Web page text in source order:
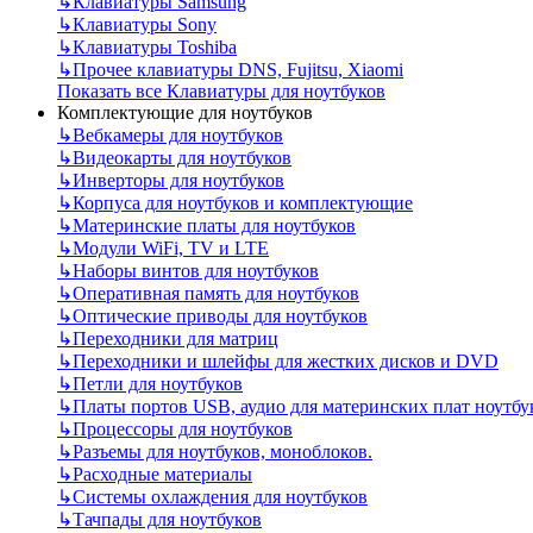
↳Клавиатуры Sony
↳Клавиатуры Toshiba
↳Прочее клавиатуры DNS, Fujitsu, Xiaomi
Показать все Клавиатуры для ноутбуков
Комплектующие для ноутбуков
↳Вебкамеры для ноутбуков
↳Видеокарты для ноутбуков
↳Инверторы для ноутбуков
↳Корпуса для ноутбуков и комплектующие
↳Материнские платы для ноутбуков
↳Модули WiFi, TV и LTE
↳Наборы винтов для ноутбуков
↳Оперативная память для ноутбуков
↳Оптические приводы для ноутбуков
↳Переходники для матриц
↳Переходники и шлейфы для жестких дисков и DVD
↳Петли для ноутбуков
↳Платы портов USB, аудио для материнских плат
↳Процессоры для ноутбуков
↳Разъемы для ноутбуков, моноблоков.
↳Расходные материалы
↳Системы охлаждения для ноутбуков
↳Тачпады для ноутбуков